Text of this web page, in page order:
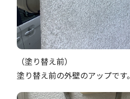
（塗り替え前）
塗り替え前の外壁のアップです。